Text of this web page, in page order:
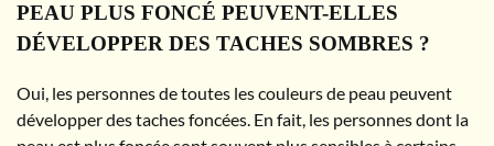
PEAU PLUS FONCÉ PEUVENT-ELLES
DÉVELOPPER DES TACHES SOMBRES ?
Oui, les personnes de toutes les couleurs de peau peuvent
développer des taches foncées. En fait, les personnes dont la